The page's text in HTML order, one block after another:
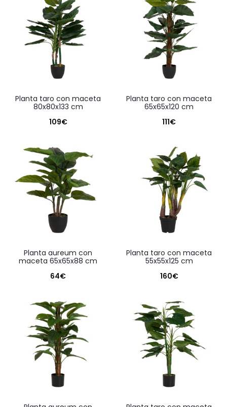
planta taro con maceta
80x80x133 cm
109€
planta taro con maceta
65x65x120 cm
111€
planta aureum con
maceta 65x65x88 cm
64€
planta taro con maceta
55x55x125 cm
160€